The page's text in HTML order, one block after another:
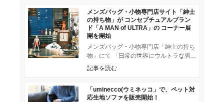
メンズバッグ・小物専門店サイト「紳士
の持ち物」が コンセプチュアルブラン
ド「A MAN of ULTRA」の コーナー展
開を開始
メンズバッグ・小物専門店「紳士の持ち
物」にて 「日常の世界にウルトラな男
を創り出す」コンセプチュアルブランド
記事を読む
「uminecco(ウミネッコ」で、ペット対
応生地ソファを販売開始！